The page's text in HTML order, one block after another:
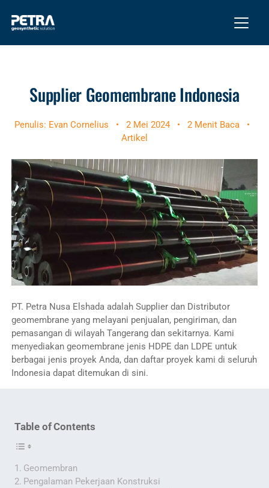
Supplier Geomembrane Indonesia
Penulis: Evan Cornelius • 2 Mei 2024 • 2 Menit Baca
•
Artikel
PT. Petra Nusa Elshada adalah Supplier dan Distributor
geomembrane yang melayani penjualan, pengiriman, dan
pemasangan di wilayah Tangerang dan sekitarnya. Kami
menyediakan geomembrane jenis HDPE dan LDPE untuk
berbagai jenis proyek Anda, dan daftar proyek kami di seluruh
Indonesia dapat ditemukan di sini.
Table of Contents
Geomembran
Pengalaman Pekerjaan Konstruksi